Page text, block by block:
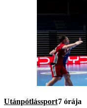
Utánpótlássport7 órája